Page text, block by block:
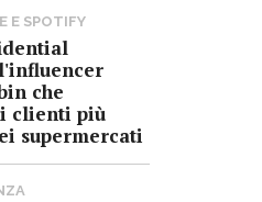
E SPOTIFY
che
clienti più
supermercati